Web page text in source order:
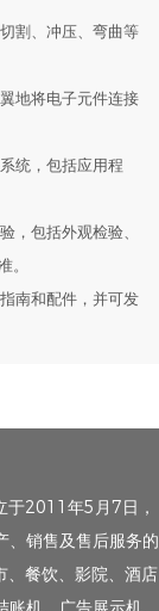
割、冲压、弯曲等
地将电子元件连接
统，包括应用程
，包括外观检验、
。
南和配件，并可发
于2011年5月7日，
、销售及售后服务的
、餐饮、影院、酒店